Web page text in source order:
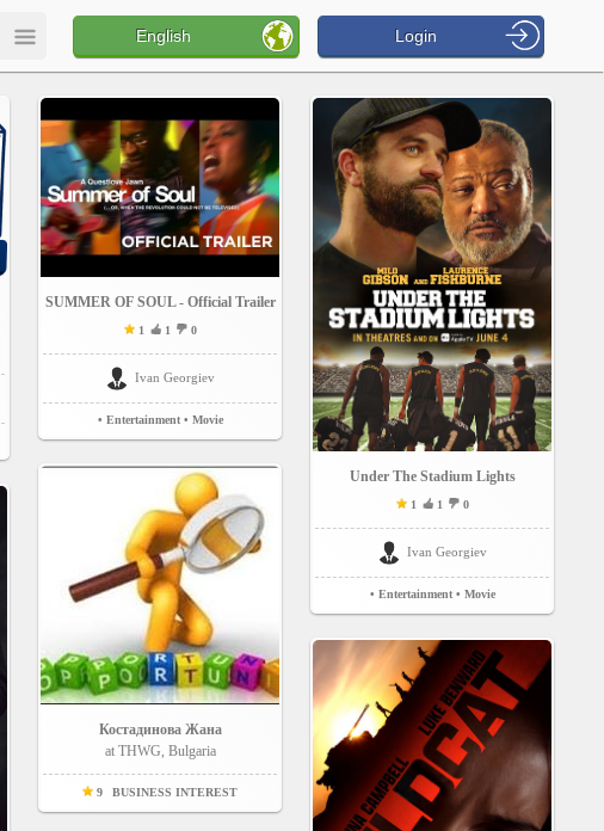
English Login
SUMMER OF SOUL - Official Trailer
1 1 0
Ivan Georgiev
• Entertainment • Movie
Костадинова Жана
at THWG, Bulgaria
9 BUSINESS INTEREST
Under The Stadium Lights
1 1 0
Ivan Georgiev
• Entertainment • Movie